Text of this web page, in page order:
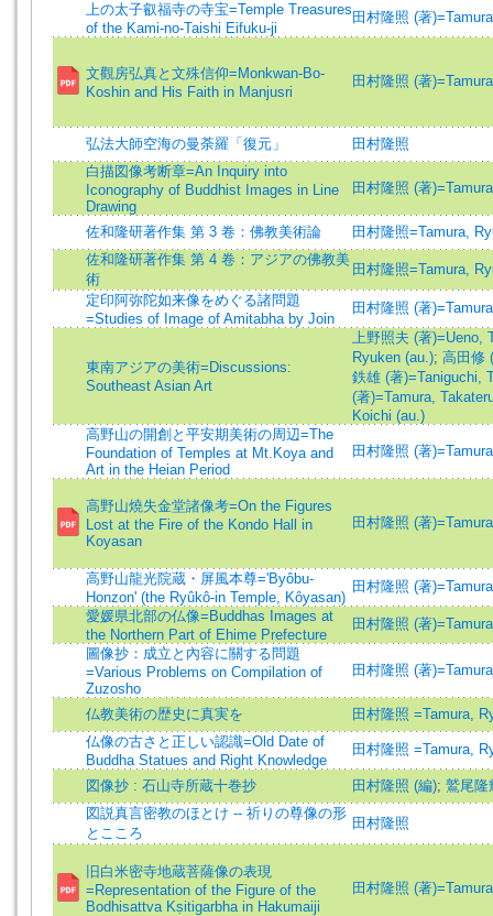
上の太子叡福寺の寺宝=Temple Treasures
of the Kami-no-Taishi Eifuku-ji
田村隆照 (著
文觀房弘真と文殊信仰=Monkwan-Bo-
Koshin and His Faith in Manjusri
田村隆照 (著
弘法大師空海の曼荼羅「復元」
田村隆照
白描図像考断章=An Inquiry into
Iconography of Buddhist Images in Line
Drawing
田村隆照 (著
佐和隆研著作集 第 3 卷：佛教美術論
田村隆照=Tamura,
佐和隆研著作集 第 4 卷：アジアの佛教美
術
田村隆照=Tamura,
定印阿弥陀如来像をめぐる諸問題
=Studies of Image of Amitabha by Join
田村隆照 (著
東南アジアの美術=Discussions:
Southeast Asian Art
上野照夫 (著)=Ueno,
Ryuken (au.); 高田修
鉄雄 (著)=Taniguchi,
(著)=Tamura,
Koichi (au.)
高野山の開創と平安期美術の周辺=The
Foundation of Temples at Mt.Koya and
Art in the Heian Period
田村隆照 (著
高野山燒失金堂諸像考=On the Figures
Lost at the Fire of the Kondo Hall in
Koyasan
田村隆照 (著
高野山龍光院蔵・屏風本尊='Byôbu-
Honzon' (the Ryûkô-in Temple, Kôyasan)
田村隆照 (著
愛媛県北部の仏像=Buddhas Images at
the Northern Part of Ehime Prefecture
田村隆照 (著
圖像抄：成立と內容に關する問題
=Various Problems on Compilation of
Zuzosho
田村隆照 (著
仏教美術の歴史に真実を
田村隆照 =Tamura,
仏像の古さと正しい認識=Old Date of
Buddha Statues and Right Knowledge
田村隆照 =Tamura,
図像抄 : 石山寺所蔵十巻抄 田村隆照 (編); 鷲尾隆
図説真言密教のほとけ -- 祈りの尊像の形
とこころ
田村隆照
旧白米密寺地蔵菩薩像の表現
=Representation of the Figure of the
Bodhisattva Kṣitigarbha in Hakumaiji
田村隆照 (著